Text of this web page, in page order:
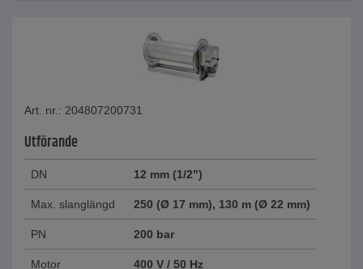
Art. nr.: 204807200731
Utförande
DN 12 mm (1/2")
Max. slanglängd 250 (Ø 17 mm), 130 m (Ø 22 mm)
PN 200 bar
Motor 400 V / 50 Hz